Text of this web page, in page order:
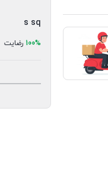
s sq
100% رضایت